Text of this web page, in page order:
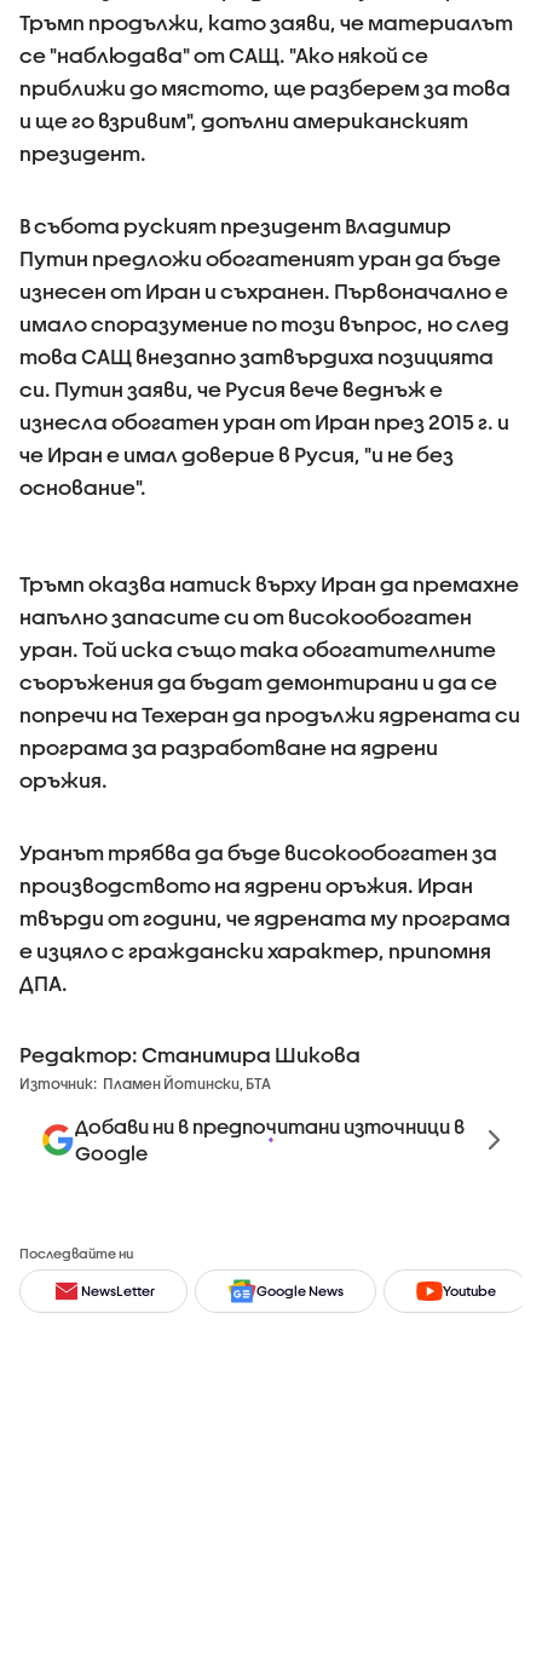
Тръмп продължи, като заяви, че материалът
се "наблюдава" от САЩ. "Ако някой се
приближи до мястото, ще разберем за това
и ще го взривим", допълни американският
президент.
В събота руският президент Владимир
Путин предложи обогатеният уран да бъде
изнесен от Иран и съхранен. Първоначално е
имало споразумение по този въпрос, но след
това САЩ внезапно затвърдиха позицията
си. Путин заяви, че Русия вече веднъж е
изнесла обогатен уран от Иран през 2015 г. и
че Иран е имал доверие в Русия, "и не без
основание".
Тръмп оказва натиск върху Иран да премахне
напълно запасите си от високообогатен
уран. Той иска също така обогатителните
съоръжения да бъдат демонтирани и да се
попречи на Техеран да продължи ядрената си
програма за разработване на ядрени
оръжия.
Уранът трябва да бъде високообогатен за
производството на ядрени оръжия. Иран
твърди от години, че ядрената му програма
е изцяло с граждански характер, припомня
ДПА.
Редактор: Станимира Шикова
Източник: Пламен Йотински, БТА
Добави ни в предпочитани източници в
Google
Последвайте ни
NewsLetter Google News Youtube